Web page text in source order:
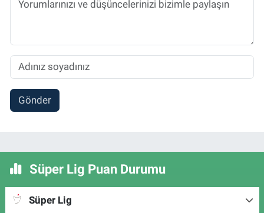
Gönder
Süper Lig Puan Durumu
Süper Lig